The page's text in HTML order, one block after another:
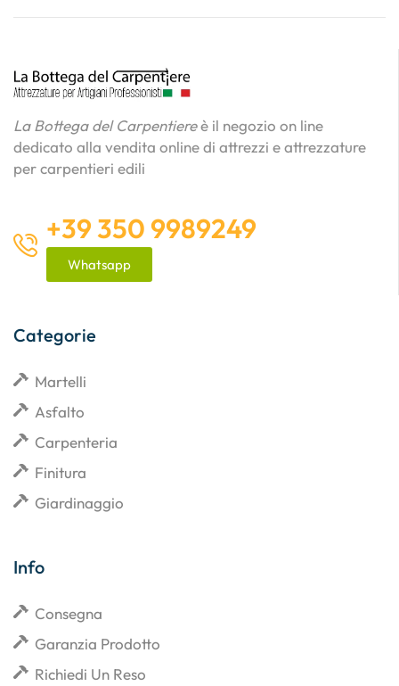
La Bottega del Carpentiereè il negozio on line
dedicato alla vendita online di attrezzi e attrezzature
per carpentieri edili
+39 350 9989249
Whatsapp
Categorie
Martelli
Asfalto
Carpenteria
Finitura
Giardinaggio
Info
Consegna
Garanzia Prodotto
Richiedi Un Reso